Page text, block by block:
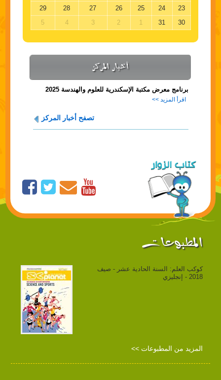
23
24
25
26
27
28
29
30
31
1
2
3
4
5
أخبار المركز
برنامج معرض مكتبة الإسكندرية للعلوم والهندسة 2025
اقرأ المزيد >>
تصفح أخبار المركز
المطبوعات
كوكب العلم: السنة الحادية عشر - صيف
2018 - إنجليزي
المزيد من المطبوعات >>